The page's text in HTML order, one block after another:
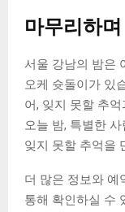
마무리하며
서울 강남의 밤은
오케 슛돌이가 있
어, 잊지 못할 추
오늘 밤, 특별한
잊지 못할 추억을
더 많은 정보와 예
통해 확인하실 수